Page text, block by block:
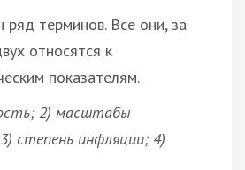
терминов. Все они, за
относятся к
показателям.
2) масштабы
степень инфляции; 4)